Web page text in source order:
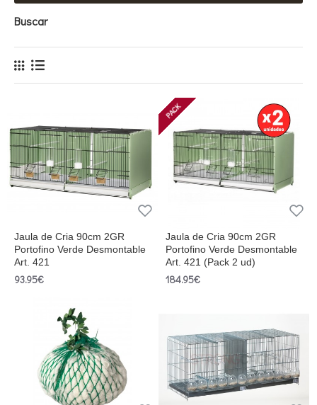
Buscar
Jaula de Cria 90cm 2GR
Portofino Verde Desmontable
Art. 421
93.95€
PACK
Jaula de Cria 90cm 2GR
Portofino Verde Desmontable
Art. 421 (Pack 2 ud)
184.95€